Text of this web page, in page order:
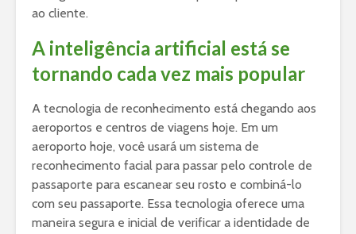
ao cliente.
A inteligência artificial está se
tornando cada vez mais popular
A tecnologia de reconhecimento está chegando aos
aeroportos e centros de viagens hoje. Em um
aeroporto hoje, você usará um sistema de
reconhecimento facial para passar pelo controle de
passaporte para escanear seu rosto e combiná-lo
com seu passaporte. Essa tecnologia oferece uma
maneira segura e inicial de verificar a identidade de